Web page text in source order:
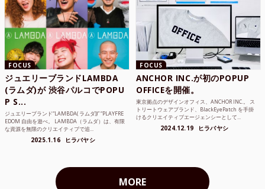
FOCUS
ジュエリーブランドLAMBDA
(ラムダ)が 渋谷パルコでPOPU
P S...
ジュエリーブランド“LAMBDA( ラムダ))” “PLAYFRE
EDOM 自由を遊べ。 LAMBDA（ラムダ）は、有限
な資源を無限のクリエイティブで追...
2025.1.16 ヒラバヤシ
FOCUS
ANCHOR INC.が初のPOPUP
OFFICEを開催。
東京拠点のデザインオフィス、ANCHOR INC.。 ス
トリートウェアブランド、BlackEyePatch を手掛
けるクリエイティブエージェンシーとして...
2024.12.19 ヒラバヤシ
MORE